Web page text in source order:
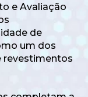
e Avaliação
de
um dos
revestimentos